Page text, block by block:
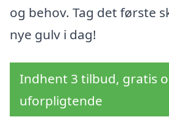
og behov. Tag det første
nye gulv i dag!
Indhent 3 tilbud, gratis
uforpligtende